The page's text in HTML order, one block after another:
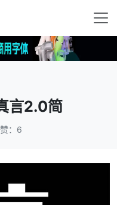
言2.0简
：6